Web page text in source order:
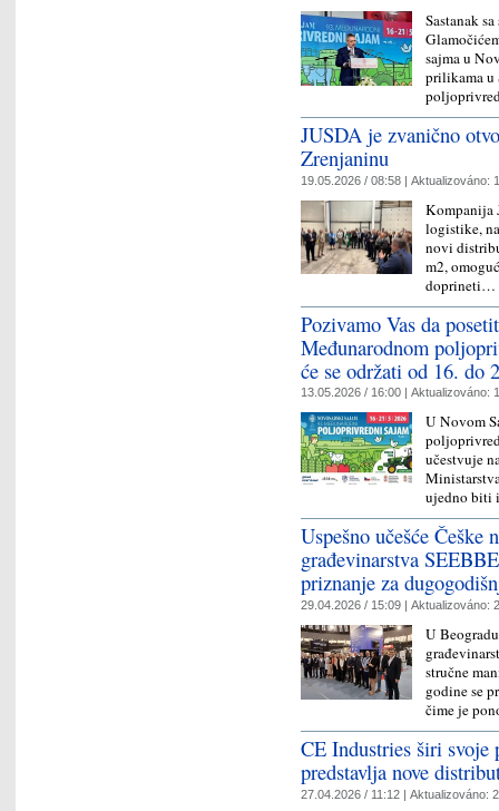
Sastanak
sajma u
prilikama u
JUSDA je zvanično
Zrenjaninu
19.05.2026 / 08:58 | Aktualizováno:
Kompanija
logistike,
novi
m2,
doprineti…
Pozivamo Vas da
Međunarodnom
će se održati od 16. do
13.05.2026 / 16:00 | Aktualizováno:
U Novom
učestvuje
ujedno biti
Uspešno učešće Češke
građevinarstva
priznanje za
29.04.2026 / 15:09 | Aktualizováno:
U
stručne
godine se
čime je
CE Industries širi
predstavlja nove
27.04.2026 / 11:12 | Aktualizováno: